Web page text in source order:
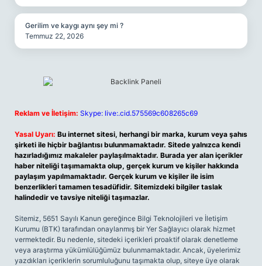
Gerilim ve kaygı aynı şey mi ?
Temmuz 22, 2026
Reklam ve İletişim: Skype: live:.cid.575569c608265c69
Yasal Uyarı: Bu internet sitesi, herhangi bir marka, kurum veya şahıs
şirketi ile hiçbir bağlantısı bulunmamaktadır. Sitede yalnızca kendi
hazırladığımız makaleler paylaşılmaktadır. Burada yer alan içerikler
haber niteliği taşımamakta olup, gerçek kurum ve kişiler hakkında
paylaşım yapılmamaktadır. Gerçek kurum ve kişiler ile isim
benzerlikleri tamamen tesadüfidir. Sitemizdeki bilgiler taslak
halindedir ve tavsiye niteliği taşımazlar.
Sitemiz, 5651 Sayılı Kanun gereğince Bilgi Teknolojileri ve İletişim
Kurumu (BTK) tarafından onaylanmış bir Yer Sağlayıcı olarak hizmet
vermektedir. Bu nedenle, sitedeki içerikleri proaktif olarak denetleme
veya araştırma yükümlülüğümüz bulunmamaktadır. Ancak, üyelerimiz
yazdıkları içeriklerin sorumluluğunu taşımakta olup, siteye üye olarak